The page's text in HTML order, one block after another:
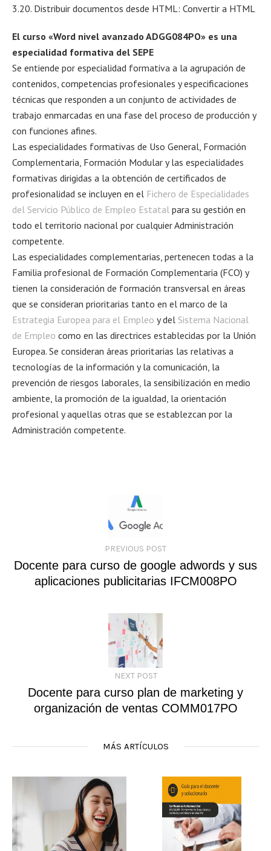
3.20. Distribuir documentos desde HTML: Convertir a HTML
El curso «Word nivel avanzado ADGG084PO» es una
especialidad formativa del SEPE
Se entiende por especialidad formativa a la agrupación de
contenidos, competencias profesionales y especificaciones
técnicas que responden a un conjunto de actividades de
trabajo enmarcadas en una fase del proceso de producción y
con funciones afines.
Las especialidades formativas de Uso General, Formación
Complementaria, Formación Modular y las especialidades
formativas dirigidas a la obtención de certificados de
profesionalidad se incluyen en el Fichero de Especialidades
del Servicio Público de Empleo Estatal para su gestión en
todo el territorio nacional por cualquier Administración
competente.
Las especialidades complementarias, pertenecen todas a la
Familia profesional de Formación Complementaria (FCO) y
tienen la consideración de formación transversal en áreas
que se consideran prioritarias tanto en el marco de la
Estrategia Europea para el Empleo y del Sistema Nacional
de Empleo como en las directrices establecidas por la Unión
Europea. Se consideran áreas prioritarias las relativas a
tecnologías de la información y la comunicación, la
prevención de riesgos laborales, la sensibilización en medio
ambiente, la promoción de la igualdad, la orientación
profesional y aquellas otras que se establezcan por la
Administración competente.
PREVIOUS POST
Docente para curso de google adwords y sus
aplicaciones publicitarias IFCM008PO
NEXT POST
Docente para curso plan de marketing y
organización de ventas COMM017PO
MÁS ARTÍCULOS